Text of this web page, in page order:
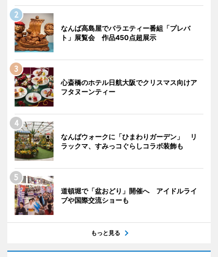
なんば高島屋でバラエティー番組「プレバ
ト」展覧会 作品450点超展示
心斎橋のホテル日航大阪でクリスマス向けア
フタヌーンティー
なんばウォークに「ひまわりガーデン」 リ
ラックマ、すみっコぐらしコラボ装飾も
道頓堀で「盆おどり」開催へ アイドルライ
ブや国際交流ショーも
もっと見る